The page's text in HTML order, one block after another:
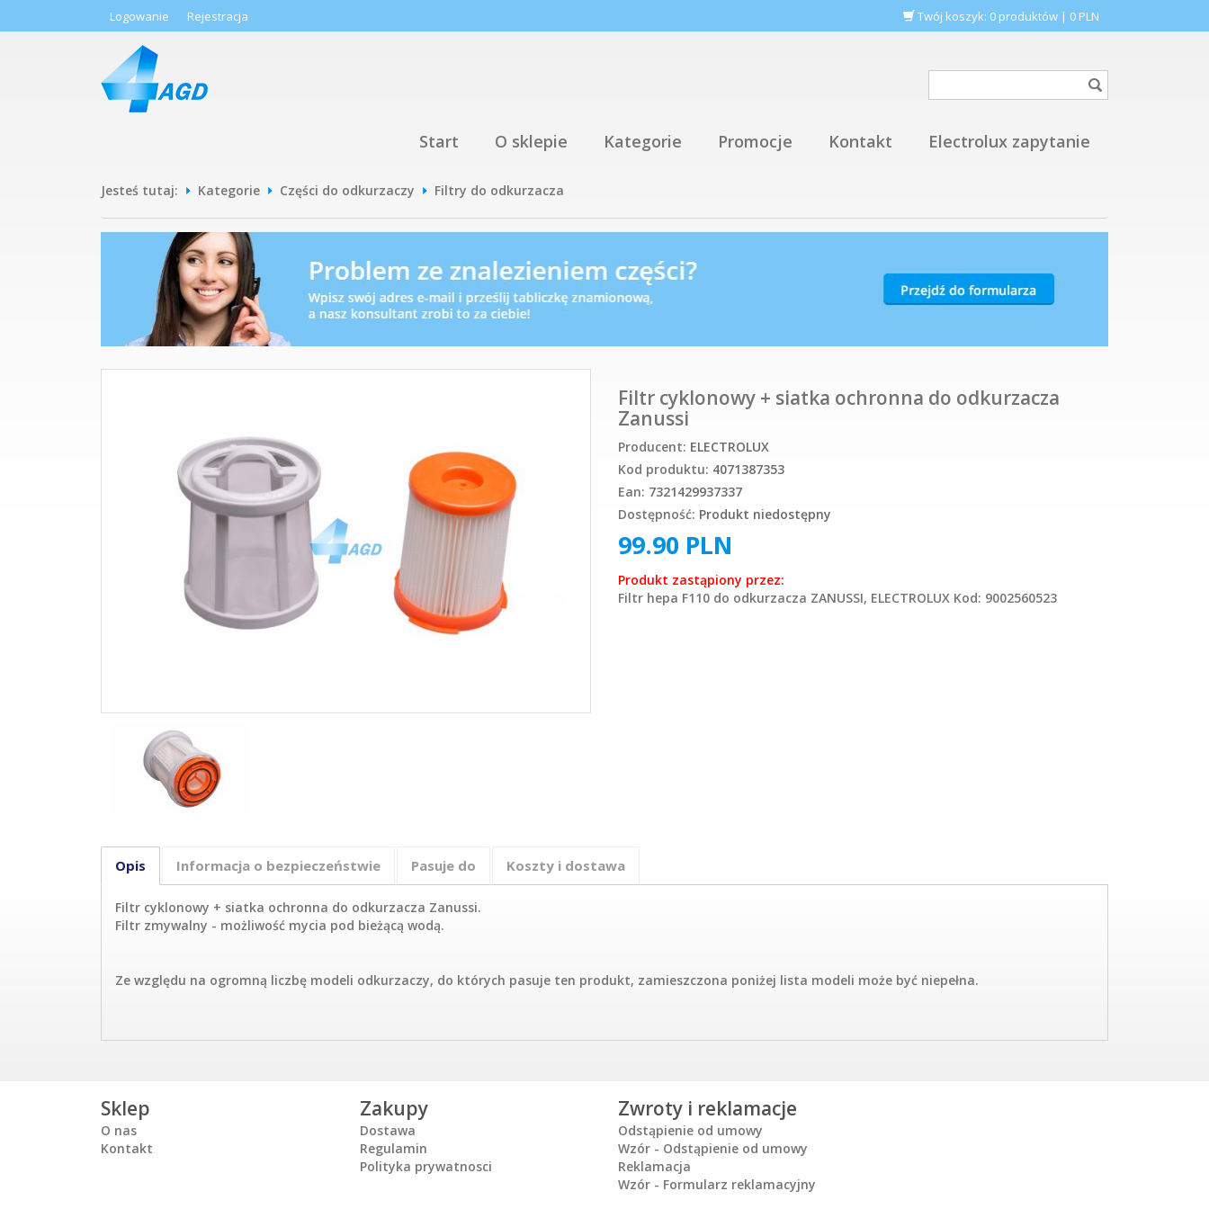
Logowanie Rejestracja Twój koszyk: 0 produktów | 0 PLN
Start O sklepie Kategorie Promocje Kontakt Electrolux zapytanie
Jesteś tutaj: Kategorie Części do odkurzaczy Filtry do odkurzacza
Filtr cyklonowy + siatka ochronna do odkurzacza
Zanussi
Producent: ELECTROLUX
Kod produktu: 4071387353
Ean: 7321429937337
Dostępność: Produkt niedostępny
99.90 PLN
Produkt zastąpiony przez:
Filtr hepa F110 do odkurzacza ZANUSSI, ELECTROLUX Kod: 9002560523
Opis Informacja o bezpieczeństwie Pasuje do Koszty i dostawa
Filtr cyklonowy + siatka ochronna do odkurzacza Zanussi.
Filtr zmywalny - możliwość mycia pod bieżącą wodą.
Ze względu na ogromną liczbę modeli odkurzaczy, do których pasuje ten produkt, zamieszczona poniżej lista modeli może być niepełna.
Sklep
O nas
Kontakt
Zakupy
Dostawa
Regulamin
Polityka prywatnosci
Zwroty i reklamacje
Odstąpienie od umowy
Wzór - Odstąpienie od umowy
Reklamacja
Wzór - Formularz reklamacyjny